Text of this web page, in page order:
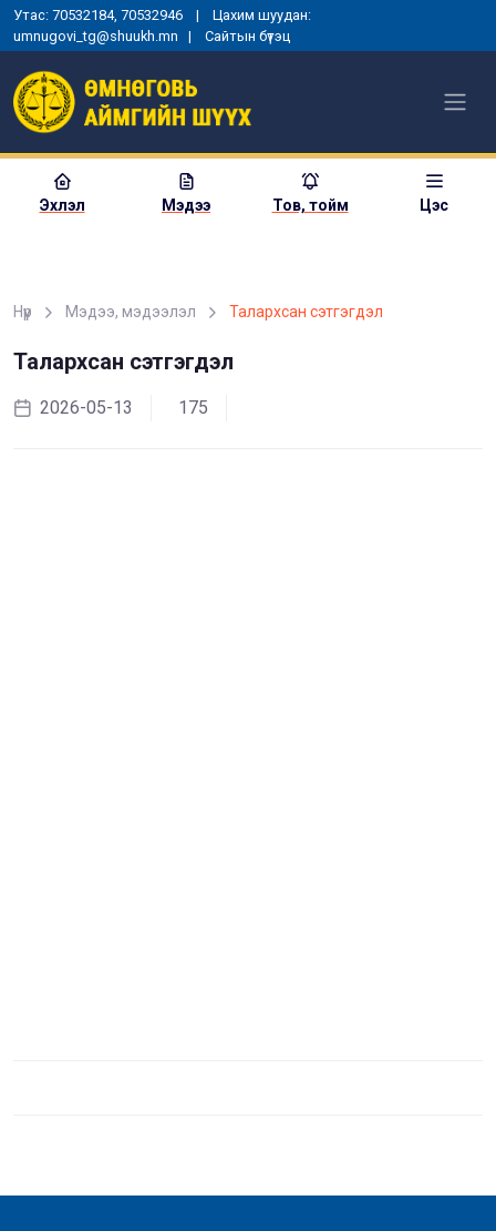
Утас: 70532184, 70532946 | Цахим шуудан:
umnugovi_tg@shuukh.mn | Сайтын бүтэц
Эхлэл Мэдээ Тов, тойм Цэс
Нүүр Мэдээ, мэдээлэл Талархсан сэтгэгдэл
Талархсан сэтгэгдэл
2026-05-13 175
МОНГОЛ УЛСЫН
УНШИЖ СОНСГОХ, ЕРӨНХИЙ
ГАРДУУЛАХ ЁСЛОЛЫН АРГА